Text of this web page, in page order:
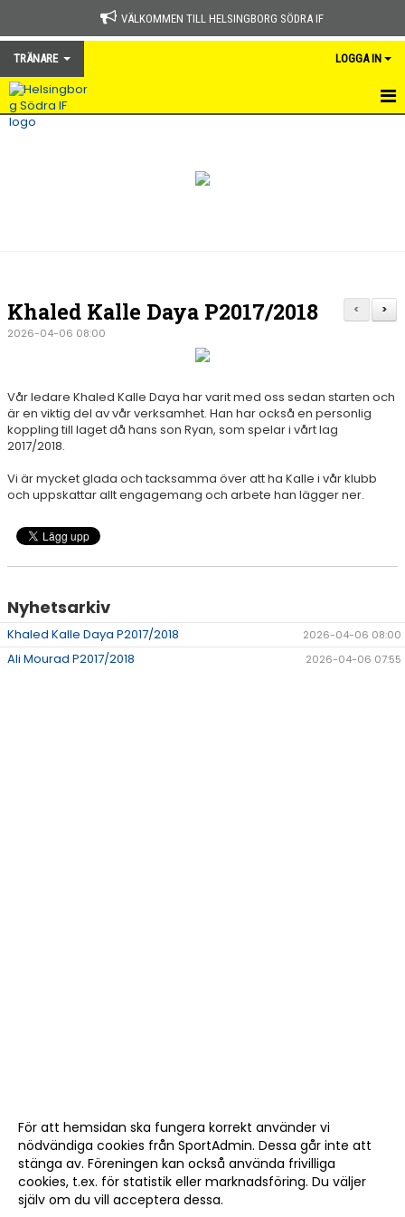
VÄLKOMMEN TILL HELSINGBORG SÖDRA IF
TRÄNARE LOGGA IN
HEM
>
<
Khaled Kalle Daya P2017/2018
2026-04-06 08:00
Vår ledare Khaled Kalle Daya har varit med oss sedan starten och
är en viktig del av vår verksamhet. Han har också en personlig
koppling till laget då hans son Ryan, som spelar i vårt lag
2017/2018.
Vi är mycket glada och tacksamma över att ha Kalle i vår klubb
och uppskattar allt engagemang och arbete han lägger ner.
Nyhetsarkiv
Khaled Kalle Daya P2017/2018 2026-04-06 08:00
Ali Mourad P2017/2018 2026-04-06 07:55
För att hemsidan ska fungera korrekt använder vi
nödvändiga cookies från SportAdmin. Dessa går inte att
stänga av. Föreningen kan också använda frivilliga
cookies, t.ex. för statistik eller marknadsföring. Du väljer
själv om du vill acceptera dessa.